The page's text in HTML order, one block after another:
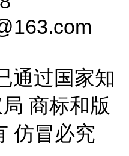
通过国家知
商标和版
仿冒必究